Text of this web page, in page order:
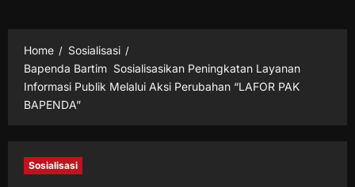
Home
Sosialisasi
Bapenda Bartim Sosialisasikan Peningkatan Layanan
Informasi Publik Melalui Aksi Perubahan “LAFOR PAK
BAPENDA”
Sosialisasi